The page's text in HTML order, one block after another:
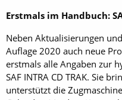
Erstmals im Handbuch:
Neben Aktualisierungen
Auflage 2020 auch neue
erstmals alle Angaben zur
SAF INTRA CD TRAK. Sie
unterstützt die